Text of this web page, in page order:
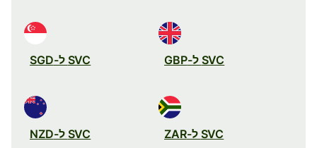
SVC ל-GBP SVC ל-SGD
SVC ל-ZAR SVC ל-NZD